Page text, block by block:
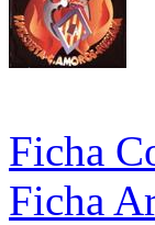
Ficha
Ficha